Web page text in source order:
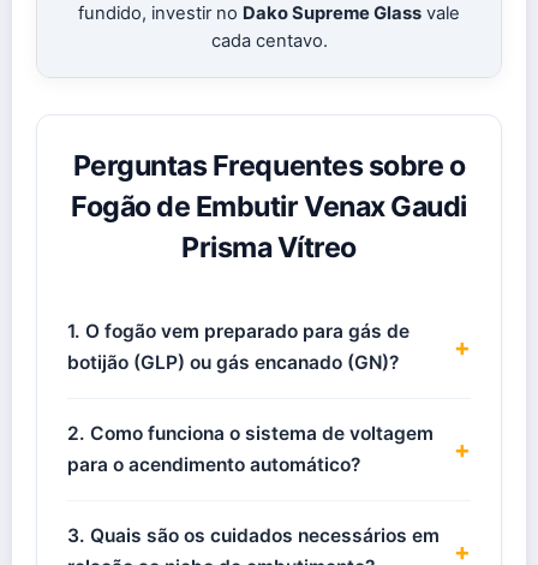
fundido, investir no Dako Supreme Glass vale
cada centavo.
Perguntas Frequentes sobre o
Fogão de Embutir Venax Gaudi
Prisma Vítreo
1. O fogão vem preparado para gás de
botijão (GLP) ou gás encanado (GN)?
+
2. Como funciona o sistema de voltagem
para o acendimento automático?
+
3. Quais são os cuidados necessários em
+